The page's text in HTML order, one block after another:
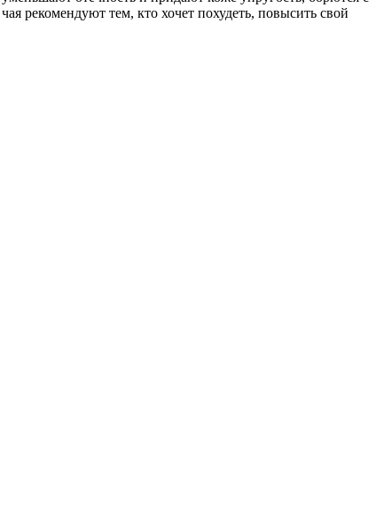
рекомендуют тем, кто хочет похудеть, повысить свой